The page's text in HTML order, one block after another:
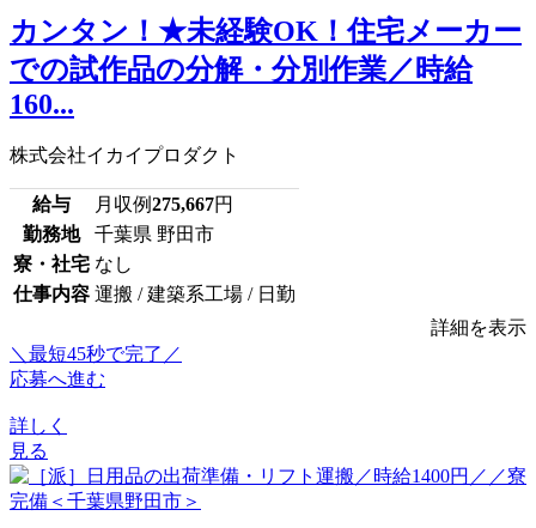
カンタン！★未経験OK！住宅メーカー
での試作品の分解・分別作業／時給
160...
株式会社イカイプロダクト
給与 月収例275,667円
勤務地
千葉県 野田市
寮・社宅 なし
仕事内容 運搬 / 建築系工場 / 日勤
詳細を表示
＼最短45秒で完了／
応募へ進む
詳しく
見る